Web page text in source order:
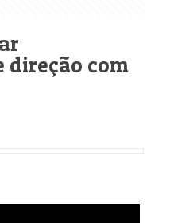
direção com